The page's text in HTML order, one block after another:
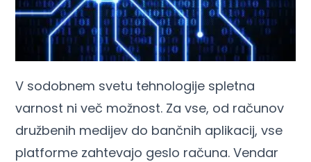
V sodobnem svetu tehnologije spletna
varnost ni več možnost. Za vse, od računov
družbenih medijev do bančnih aplikacij, vse
platforme zahtevajo geslo računa. Vendar